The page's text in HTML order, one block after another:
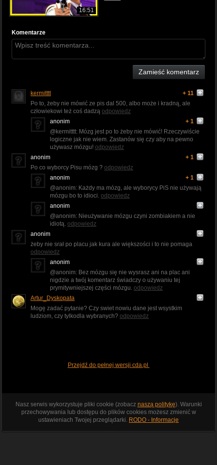
16:51
Komentarze
Zamieść komentarz
kermitttt
+ 11
Po to, żeby nie mówić ze pis dal 500, albo może i kradną, ale
człowiekowi też coś dadzą odpowiedz
anonim
+ 1
@kermitttt: Mózg jest po to żeby nie mówić! Rzeczywiście
logiczne jak nie wiem. Zastanów się czy aby na pewno
używasz mózgu! odpowiedz
anonim
+ 1
Po co wyborcy Pisu mózg ? odpowiedz
anonim
+ 1
@anonim: Każdy ma mózg, ale wyborycy PiS nie używają
mózgu bo to idioci. odpowiedz
anonim
@anonim: Nieużywanie mózgu czyni zombiakiem a nie
idiotą. odpowiedz
anonim
żeby nie srał po placu jak kura ale większości i to nie pomaga
odpowiedz
anonim
@anonim: Bez mózgu się nie wysrasz ani na plac ani
nigdzie a twój komentarz świadczy o używaniu tej
prymitywniejszej części mózgu. odpowiedz
Artur_Dyskopata
Mogę zadać pytanie? Czy swiet nowiu dane jest wsystkim
ludziom, czy tylkodla wybranych? odpowiedz
Przejdź do pełnej wersji cda.pl
Nasz serwis wykorzystuje pliki cookie (zobacz naszą politykę). Warunki
przechowywania lub dostępu do plików cookies możesz zmienić w
ustawieniach Twojej przeglądarki. RODO - Informacje